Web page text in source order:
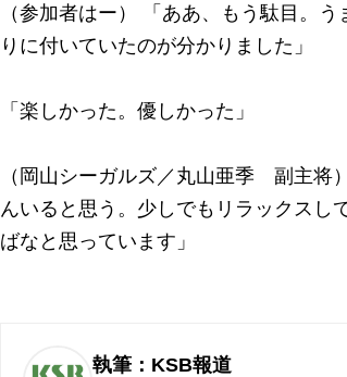
（参加者はー） 「ああ、もう駄目。
りに付いていたのが分かりました」
「楽しかった。優しかった」
（岡山シーガルズ／丸山亜季 副主将
んいると思う。少しでもリラックスし
ばなと思っています」
執筆：KSB報道